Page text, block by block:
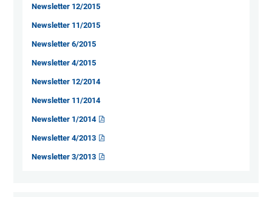
Newsletter 12/2015
Newsletter 11/2015
Newsletter 6/2015
Newsletter 4/2015
Newsletter 12/2014
Newsletter 11/2014
Newsletter 1/2014
Newsletter 4/2013
Newsletter 3/2013